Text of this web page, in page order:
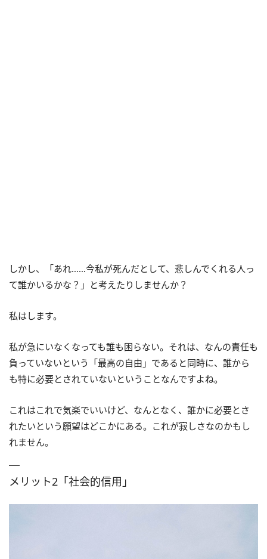
しかし、「あれ……今私が死んだとして、悲しんでくれる人っ
て誰かいるかな？」と考えたりしませんか？
私はします。
私が急にいなくなっても誰も困らない。それは、なんの責任も
負っていないという「最高の自由」であると同時に、誰から
も特に必要とされていないということなんですよね。
これはこれで気楽でいいけど、なんとなく、誰かに必要とさ
れたいという願望はどこかにある。これが寂しさなのかもし
れません。
メリット2「社会的信用」